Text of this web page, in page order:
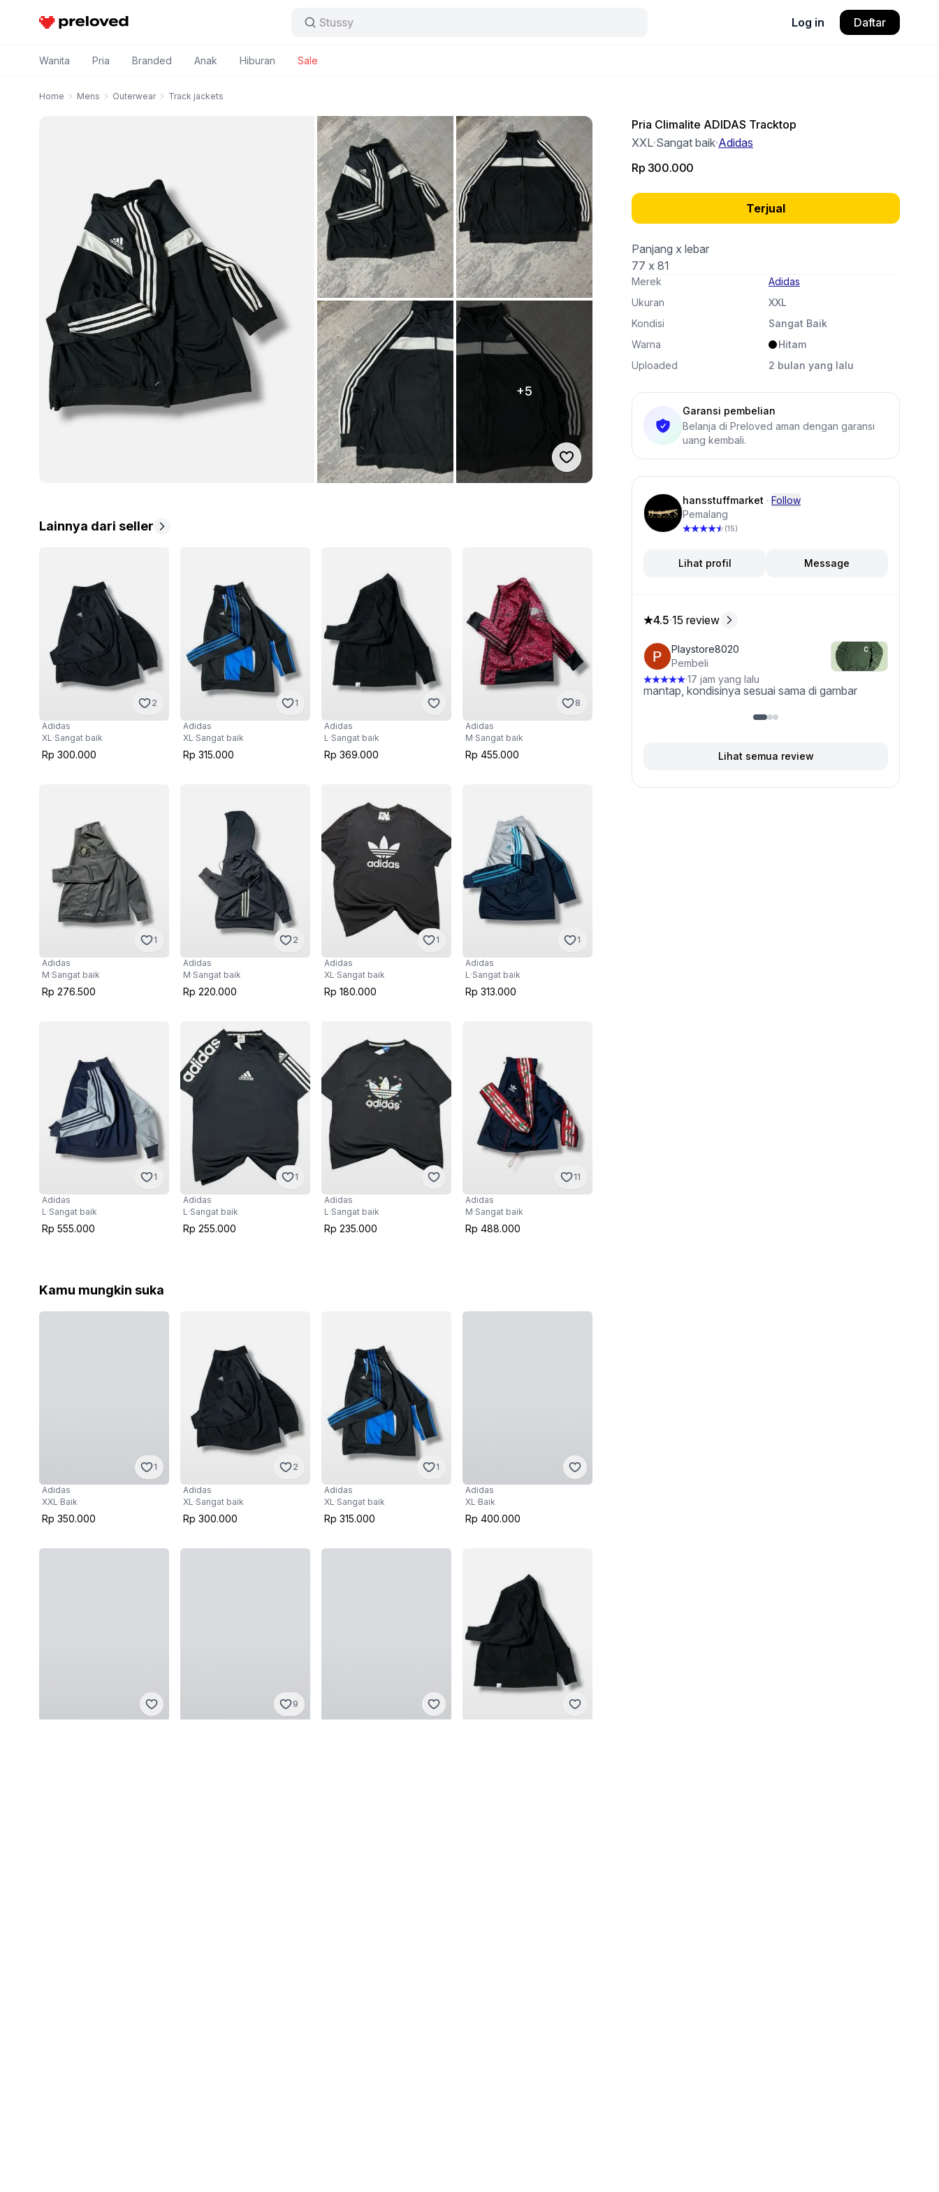
Preloved Indonesia Baggy jeans Log in Daftar
Wanita Pria Branded Anak Hiburan Sale
Home Mens Outerwear Track jackets
+5
Suka produk ini
Lainnya dari seller
2
Adidas
XL ·Sangat baik
Rp 300.000
1
Adidas
XL ·Sangat baik
Rp 315.000
Adidas
L ·Sangat baik
Rp 369.000
8
Adidas
M·Sangat baik
Rp 455.000
1
Adidas
M·Sangat baik
Rp 276.500
2
Adidas
M·Sangat baik
Rp 220.000
1
Adidas
XL ·Sangat baik
Rp 180.000
1
Adidas
L ·Sangat baik
Rp 313.000
1
Adidas
L ·Sangat baik
Rp 555.000
1
Adidas
L ·Sangat baik
Rp 255.000
Adidas
L ·Sangat baik
Rp 235.000
11
Adidas
M·Sangat baik
Rp 488.000
Kamu mungkin suka
1
Adidas
XXL ·Baik
Rp 350.000
2
Adidas
XL ·Sangat baik
Rp 300.000
1
Adidas
XL ·Sangat baik
Rp 315.000
Adidas
XL ·Baik
Rp 400.000
9
Pria Climalite ADIDAS Tracktop
XXL·Sangat baik·Adidas
Rp 300.000
Terjual
Panjang x lebar
77 x 81
Merek
Adidas
Ukuran
XXL
Kondisi
Sangat Baik
Warna
Hitam
Uploaded
2 bulan yang lalu
Garansi pembelian
Belanja di Preloved aman dengan garansi
uang kembali.
hansstuffmarket · Follow
Pemalang
(15)
Lihat profil Message
4.5 dari 5 bintang, dari 15 ulasan
4.5·15 review
Playstore8020
Pembeli
·17 jam yang lalu
mantap, kondisinya sesuai sama di gambar
Lihat semua review